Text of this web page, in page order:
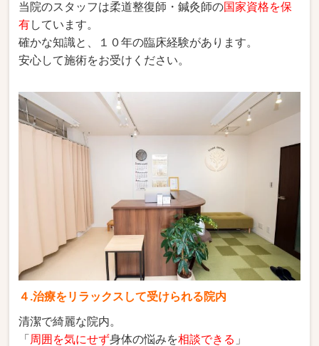
当院のスタッフは柔道整復師・鍼灸師の国家資格を保
有しています。
確かな知識と、１０年の臨床経験があります。
安心して施術をお受けください。
４.治療をリラックスして受けられる院内
清潔で綺麗な院内。
「 周囲を気にせず身体の悩みを相談できる 」